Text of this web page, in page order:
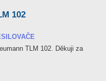
102
TLM 102. Děkuji za